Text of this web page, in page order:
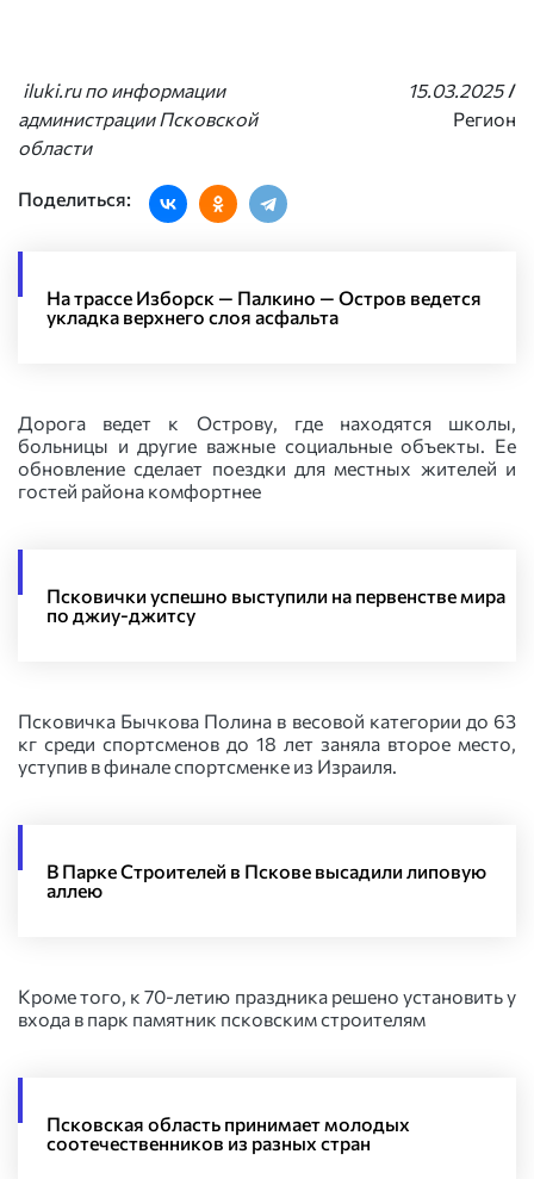
iluki.ru по информации
администрации Псковской
области
15.03.2025 /
Регион
Поделиться:
На трассе Изборск — Палкино — Остров ведется
укладка верхнего слоя асфальта
Дорога ведет к Острову, где находятся школы,
больницы и другие важные социальные объекты. Ее
обновление сделает поездки для местных жителей и
гостей района комфортнее
Псковички успешно выступили на первенстве мира
по джиу-джитсу
Псковичка Бычкова Полина в весовой категории до 63
кг среди спортсменов до 18 лет заняла второе место,
уступив в финале спортсменке из Израиля.
В Парке Строителей в Пскове высадили липовую
аллею
Кроме того, к 70-летию праздника решено установить у
входа в парк памятник псковским строителям
Псковская область принимает молодых
соотечественников из разных стран